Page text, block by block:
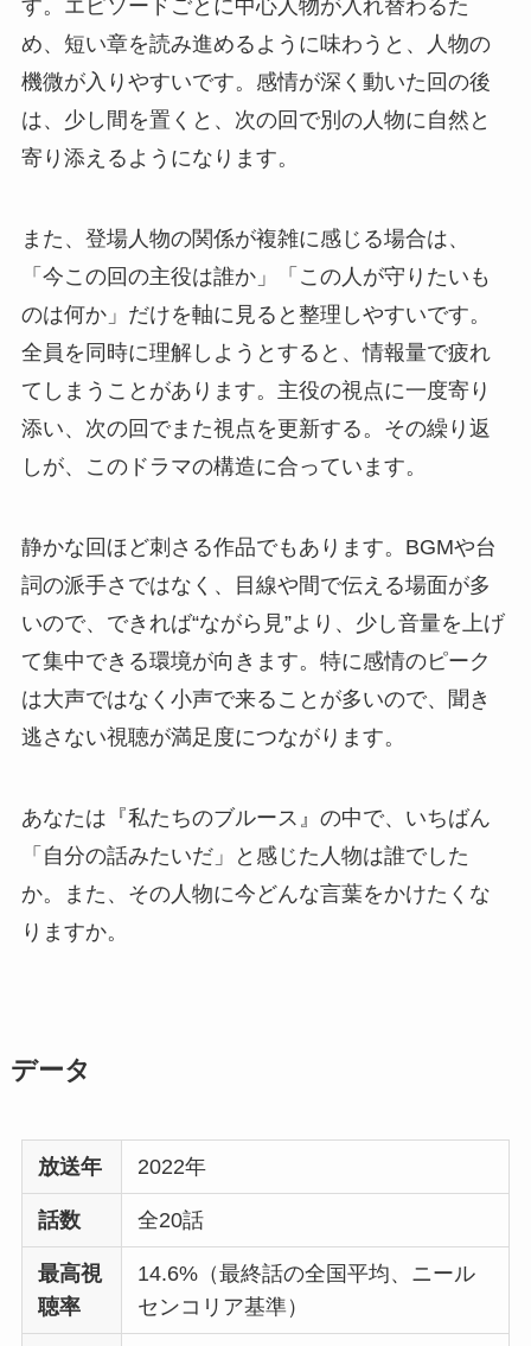
す。エピソードごとに中心人物が入れ替わるた
め、短い章を読み進めるように味わうと、人物の
機微が入りやすいです。感情が深く動いた回の後
は、少し間を置くと、次の回で別の人物に自然と
寄り添えるようになります。
また、登場人物の関係が複雑に感じる場合は、
「今この回の主役は誰か」「この人が守りたいも
のは何か」だけを軸に見ると整理しやすいです。
全員を同時に理解しようとすると、情報量で疲れ
てしまうことがあります。主役の視点に一度寄り
添い、次の回でまた視点を更新する。その繰り返
しが、このドラマの構造に合っています。
静かな回ほど刺さる作品でもあります。BGMや台
詞の派手さではなく、目線や間で伝える場面が多
いので、できれば“ながら見”より、少し音量を上げ
て集中できる環境が向きます。特に感情のピーク
は大声ではなく小声で来ることが多いので、聞き
逃さない視聴が満足度につながります。
あなたは『私たちのブルース』の中で、いちばん
「自分の話みたいだ」と感じた人物は誰でした
か。また、その人物に今どんな言葉をかけたくな
りますか。
データ
放送年 2022年
話数 全20話
最高視
聴率
14.6%（最終話の全国平均、ニール
センコリア基準）